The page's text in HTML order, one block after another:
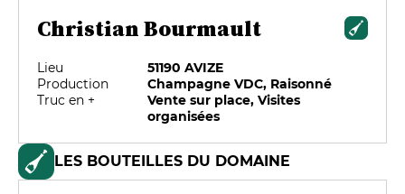
Christian Bourmault
Lieu
51190 AVIZE
Production
Champagne VDC, Raisonné
Truc en +
Vente sur place, Visites
organisées
LES BOUTEILLES DU DOMAINE